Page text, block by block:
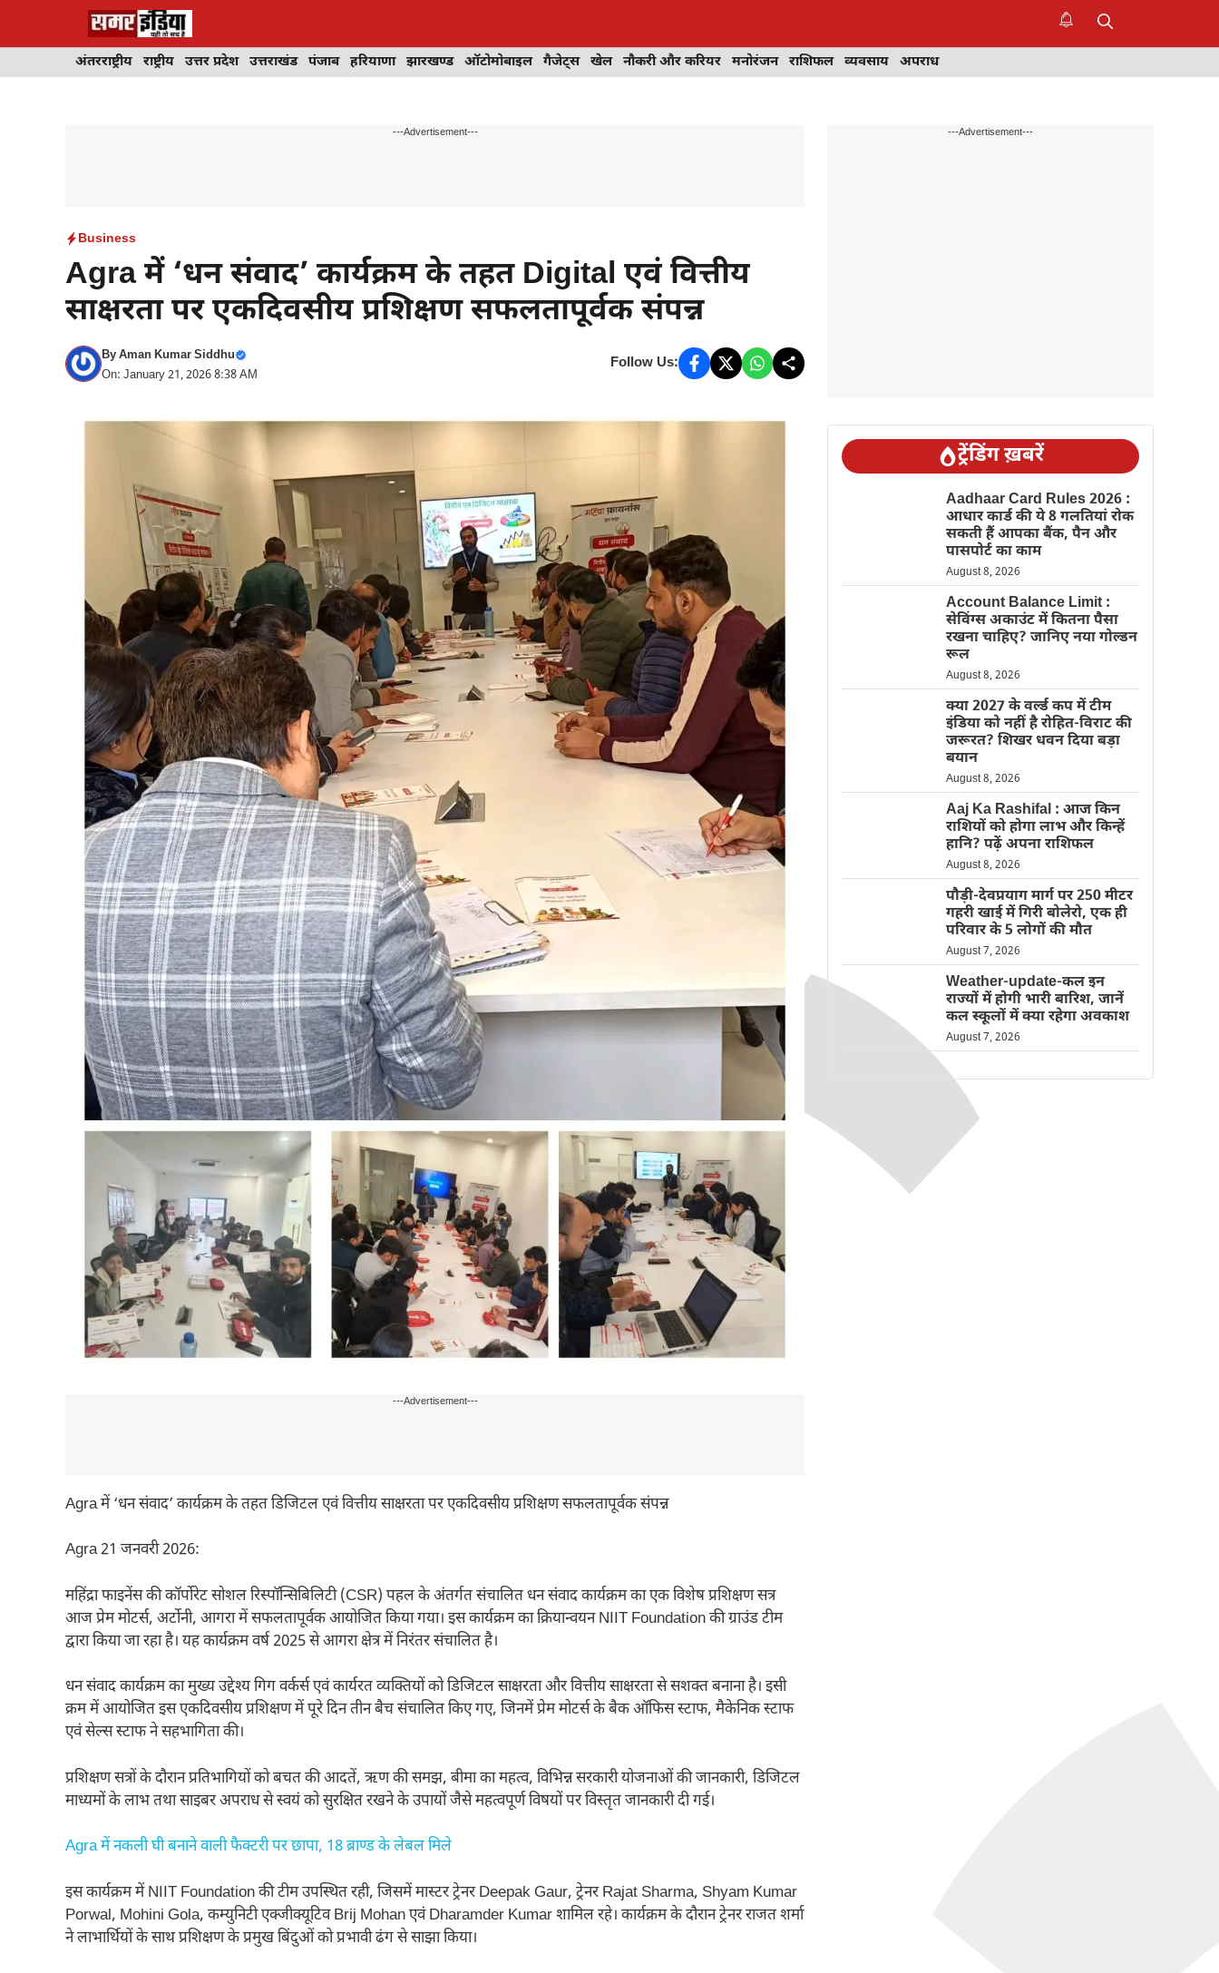
अंतरराष्ट्रीय राष्ट्रीय उत्तर प्रदेश उत्तराखंड पंजाब हरियाणा झारखण्ड ऑटोमोबाइल गैजेट्स खेल नौकरी और करियर मनोरंजन राशिफल व्यवसाय अपराध
---Advertisement---
Business
Agra में ‘धन संवाद’ कार्यक्रम के तहत Digital एवं वित्तीय
साक्षरता पर एकदिवसीय प्रशिक्षण सफलतापूर्वक संपन्न
ByAman Kumar Siddhu
On: January 21, 2026 8:38 AM
Follow Us:
---Advertisement---
Agra में ‘धन संवाद’ कार्यक्रम के तहत डिजिटल एवं वित्तीय साक्षरता पर एकदिवसीय प्रशिक्षण सफलतापूर्वक संपन्न
Agra 21 जनवरी 2026:
महिंद्रा फाइनेंस की कॉर्पोरेट सोशल रिस्पॉन्सिबिलिटी (CSR) पहल के अंतर्गत संचालित धन संवाद कार्यक्रम का एक विशेष प्रशिक्षण सत्र
आज प्रेम मोटर्स, अर्टोनी, आगरा में सफलतापूर्वक आयोजित किया गया। इस कार्यक्रम का क्रियान्वयन NIIT Foundation की ग्राउंड टीम
द्वारा किया जा रहा है। यह कार्यक्रम वर्ष 2025 से आगरा क्षेत्र में निरंतर संचालित है।
धन संवाद कार्यक्रम का मुख्य उद्देश्य गिग वर्कर्स एवं कार्यरत व्यक्तियों को डिजिटल साक्षरता और वित्तीय साक्षरता से सशक्त बनाना है। इसी
क्रम में आयोजित इस एकदिवसीय प्रशिक्षण में पूरे दिन तीन बैच संचालित किए गए, जिनमें प्रेम मोटर्स के बैक ऑफिस स्टाफ, मैकेनिक स्टाफ
एवं सेल्स स्टाफ ने सहभागिता की।
प्रशिक्षण सत्रों के दौरान प्रतिभागियों को बचत की आदतें, ऋण की समझ, बीमा का महत्व, विभिन्न सरकारी योजनाओं की जानकारी, डिजिटल
माध्यमों के लाभ तथा साइबर अपराध से स्वयं को सुरक्षित रखने के उपायों जैसे महत्वपूर्ण विषयों पर विस्तृत जानकारी दी गई।
Agra में नकली घी बनाने वाली फैक्टरी पर छापा, 18 ब्राण्ड के लेबल मिले
इस कार्यक्रम में NIIT Foundation की टीम उपस्थित रही, जिसमें मास्टर ट्रेनर Deepak Gaur, ट्रेनर Rajat Sharma, Shyam Kumar
Porwal, Mohini Gola, कम्युनिटी एक्जीक्यूटिव Brij Mohan एवं Dharamder Kumar शामिल रहे। कार्यक्रम के दौरान ट्रेनर राजत शर्मा
ने लाभार्थियों के साथ प्रशिक्षण के प्रमुख बिंदुओं को प्रभावी ढंग से साझा किया।
---Advertisement---
ट्रेंडिंग ख़बरें
Aadhaar Card Rules 2026 :
आधार कार्ड की ये 8 गलतियां रोक
सकती हैं आपका बैंक, पैन और
पासपोर्ट का काम
August 8, 2026
Account Balance Limit :
सेविंग्स अकाउंट में कितना पैसा
रखना चाहिए? जानिए नया गोल्डन
रूल
August 8, 2026
क्या 2027 के वर्ल्ड कप में टीम
इंडिया को नहीं है रोहित-विराट की
जरूरत? शिखर धवन दिया बड़ा
बयान
August 8, 2026
Aaj Ka Rashifal : आज किन
राशियों को होगा लाभ और किन्हें
हानि? पढ़ें अपना राशिफल
August 8, 2026
पौड़ी-देवप्रयाग मार्ग पर 250 मीटर
गहरी खाई में गिरी बोलेरो, एक ही
परिवार के 5 लोगों की मौत
August 7, 2026
Weather-update-कल इन
राज्यों में होगी भारी बारिश, जानें
कल स्कूलों में क्या रहेगा अवकाश
August 7, 2026